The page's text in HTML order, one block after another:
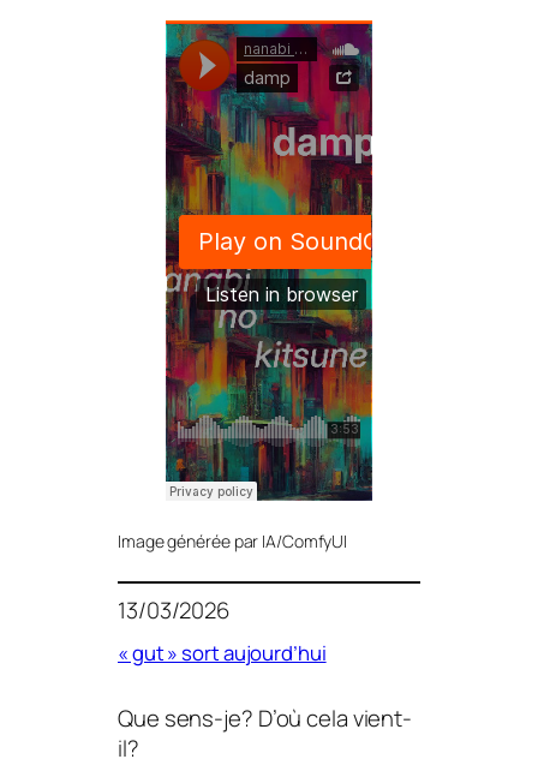
Image générée par IA/ComfyUI
13/03/2026
« gut » sort aujourd’hui
Que sens-je? D’où cela vient-
il?